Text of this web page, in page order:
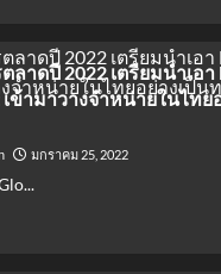
ลาดปี 2022 เตรียมนำเอา
เข้ามาวางจำหน่ายในไทย
มกราคม 25, 2022